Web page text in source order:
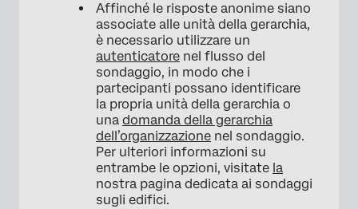
×
Affinché le risposte anonime siano
associate alle unità della gerarchia,
è necessario utilizzare un
autenticatore nel flusso del
sondaggio, in modo che i
partecipanti possano identificare
la propria unità della gerarchia o
una domanda della gerarchia
dell’organizzazione nel sondaggio.
Per ulteriori informazioni su
entrambe le opzioni, visitate la
nostra pagina dedicata ai sondaggi
sugli edifici.